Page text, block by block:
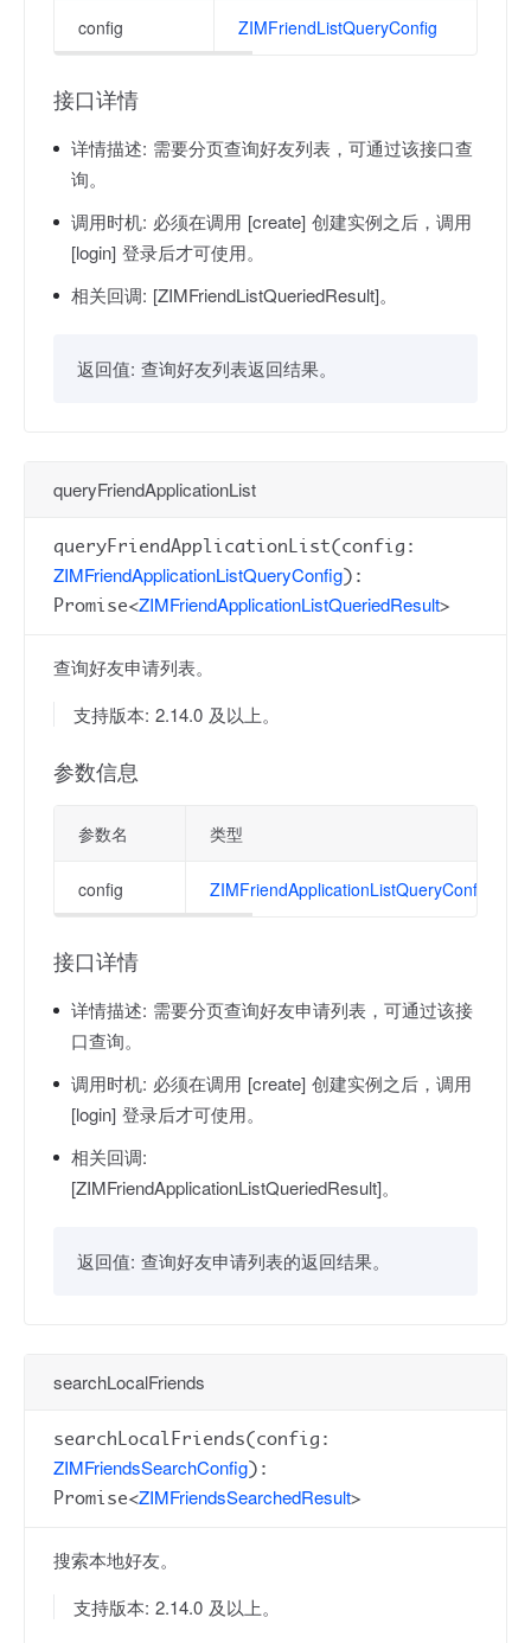
config ZIMFriendListQueryConfig
接口详情
详情描述: 需要分页查询好友列表，可通过该接口查
询。
调用时机: 必须在调用 [create] 创建实例之后，调用
[login] 登录后才可使用。
相关回调: [ZIMFriendListQueriedResult]。
返回值: 查询好友列表返回结果。
queryFriendApplicationList
queryFriendApplicationList(config:
ZIMFriendApplicationListQueryConfig):
Promise<ZIMFriendApplicationListQueriedResult>
查询好友申请列表。
支持版本: 2.14.0 及以上。
参数信息
参数名 类型
config ZIMFriendApplicationListQueryConfig
接口详情
详情描述: 需要分页查询好友申请列表，可通过该接
口查询。
调用时机: 必须在调用 [create] 创建实例之后，调用
[login] 登录后才可使用。
相关回调:
[ZIMFriendApplicationListQueriedResult]。
返回值: 查询好友申请列表的返回结果。
searchLocalFriends
searchLocalFriends(config:
ZIMFriendsSearchConfig):
Promise<ZIMFriendsSearchedResult>
搜索本地好友。
支持版本: 2.14.0 及以上。